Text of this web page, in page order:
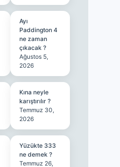
Ayı
Paddington 4
ne zaman
çıkacak ?
Ağustos 5,
2026
Kına neyle
karıştırılır ?
Temmuz 30,
2026
Yüzükte 333
ne demek ?
Temmuz 26,